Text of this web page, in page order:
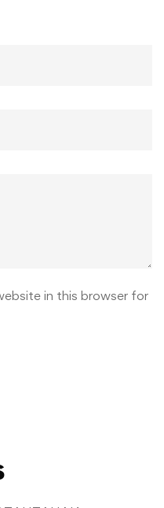
in this browser for